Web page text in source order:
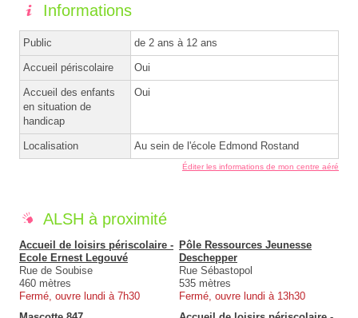
Informations
Public de 2 ans à 12 ans
Accueil périscolaire Oui
Accueil des enfants
en situation de
handicap
Oui
Localisation Au sein de l'école Edmond Rostand
Éditer les informations de mon centre aéré
ALSH à proximité
Accueil de loisirs périscolaire -
Ecole Ernest Legouvé
Rue de Soubise
460 mètres
Fermé, ouvre lundi à 7h30
Pôle Ressources Jeunesse
Deschepper
Rue Sébastopol
535 mètres
Fermé, ouvre lundi à 13h30